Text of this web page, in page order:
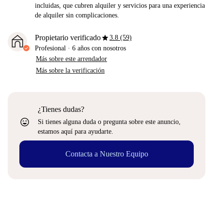
incluidas, que cubren alquiler y servicios para una experiencia
de alquiler sin complicaciones.
Propietario verificadostar3.8 (59)
Profesional · 6 años con nosotros
Más sobre este arrendador
Más sobre la verificación
sentiment_very_satisfied
¿Tienes dudas?
Si tienes alguna duda o pregunta sobre este anuncio,
estamos aquí para ayudarte.
Contacta a Nuestro Equipo